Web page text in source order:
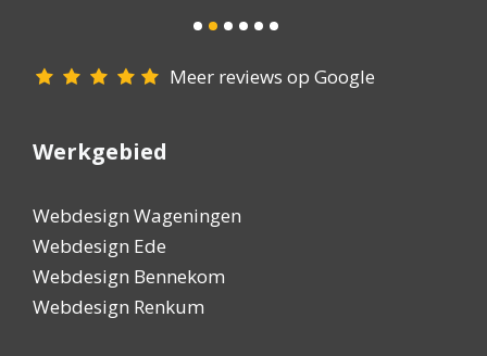
Meer reviews op Google
Werkgebied
Webdesign Wageningen
Webdesign Ede
Webdesign Bennekom
Webdesign Renkum